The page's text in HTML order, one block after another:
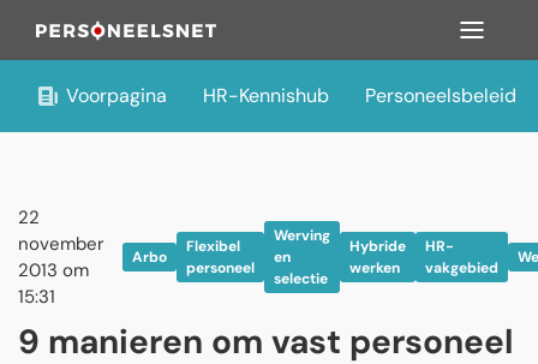
Voorpagina HR-Kennishub Personeelsbeleid
22
november
2013 om
15:31
Arbo
Flexibel
personeel
Werving
en
selectie
Hybride
werken
HR-
vakgebied
9 manieren om vast personeel